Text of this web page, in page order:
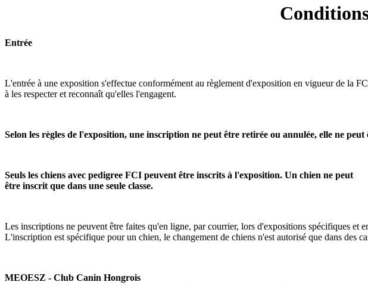
Entrée
L'entrée à une exposition s'effectue conformément au règlement d'exposition en vigueur de la
à les respecter et reconnaît qu'elles l'engagent.
Selon les règles de l'exposition, une inscription ne peut être retirée ou annulée, elle ne
Seuls les chiens avec pedigree FCI peuvent être inscrits à l'exposition. Un chien ne peut
être inscrit que dans une seule classe.
Les inscriptions ne peuvent être faites qu'en ligne, par courrier, lors d'expositions spécifiques
L'inscription est spécifique pour un chien, le changement de chiens n'est autorisé que dans des
MEOESZ - Club Canin Hongrois